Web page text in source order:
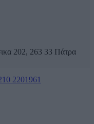
202, 263 33 Πάτρα
2201961